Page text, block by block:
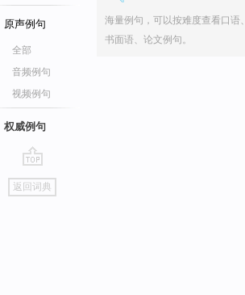
原声例句
全部
音频例句
视频例句
权威例句
go
top
返回词典
海量例句，可以按难度查看口语、
书面语、论文例句。